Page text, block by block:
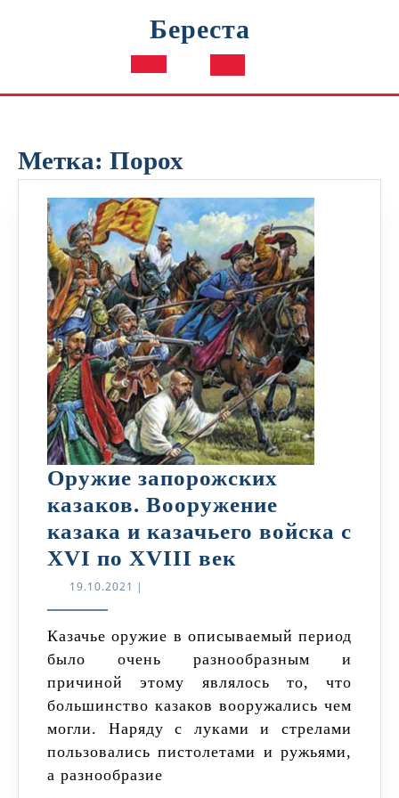
Береста
Кнопка
Метка: Порох
Оружие запорожских
казаков. Вооружение
казака и казачьего войска с
XVI по XVIII век
Вооружение
казака
и
казачьего
войска
19.10.2021 19.10.2021
|
Казачье оружие в описываемый период
было очень разнообразным и
причиной этому являлось то, что
большинство казаков вооружались чем
могли. Наряду с луками и стрелами
пользовались пистолетами и ружьями,
а разнообразие